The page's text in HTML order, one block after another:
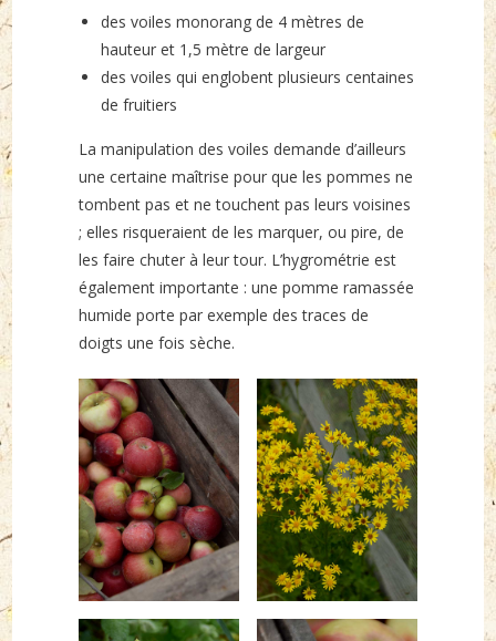
des voiles monorang de 4 mètres de
hauteur et 1,5 mètre de largeur
des voiles qui englobent plusieurs centaines
de fruitiers
La manipulation des voiles demande d’ailleurs
une certaine maîtrise pour que les pommes ne
tombent pas et ne touchent pas leurs voisines
; elles risqueraient de les marquer, ou pire, de
les faire chuter à leur tour. L’hygrométrie est
également importante : une pomme ramassée
humide porte par exemple des traces de
doigts une fois sèche.